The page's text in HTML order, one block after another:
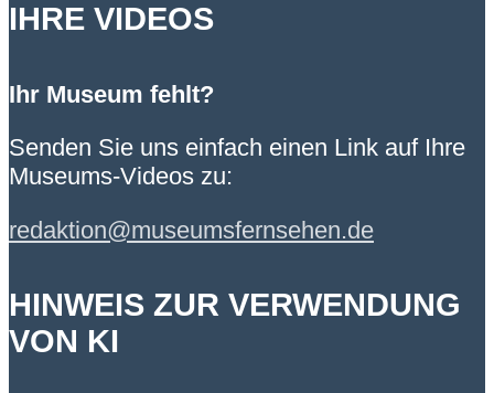
IHRE VIDEOS
Ihr Museum fehlt?
Senden Sie uns einfach einen Link auf Ihre
Museums-Videos zu:
redaktion@museumsfernsehen.de
HINWEIS ZUR VERWENDUNG
VON KI